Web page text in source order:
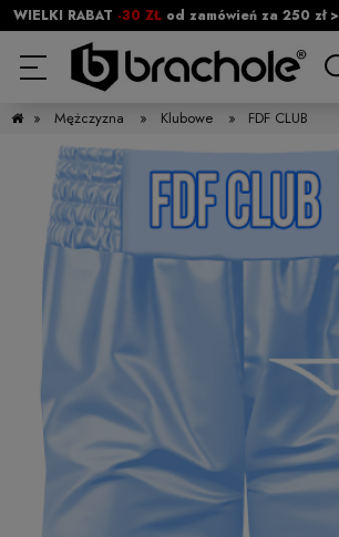
WIELKI RABAT -30 ZŁod zamówień za 250 zł >
» Mężczyzna » Klubowe » FDF CLUB